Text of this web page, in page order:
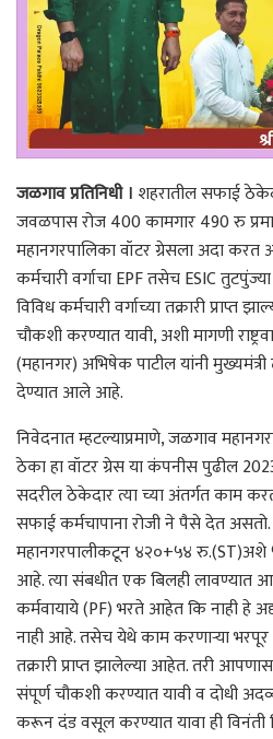
जळगाव प्रतिनिधी । शहरातील सफाई
जवळपास रोज 400 कामगार 490 रु
महानगरपालिका वॉटर ग्रेसला अदा करत
कर्मचारी वर्गाचा EPF तसेच ESIC
विविध कर्मचारी वर्गाच्या तक्रारी प्राप्त
चौकशी करण्यात यावी, अशी मागणी
(महानगर) अभिषेक पाटील यांनी
देण्यात आले आहे.
निवेदनात म्हटल्याप्रमाणे, जळगाव
ठेका हा वॉटर ग्रेस या कंपनीस पुढील
सदरील ठेकेदार त्या च्या अंतर्गत काम
सफाई कर्मचापाना रोजी ने पैसे देत
महानगरपालीकटून ४२०+५४
आहे. त्या संबधीत एक बिलही लावण्यात
कर्मवायाये (PF) भरते आहेत कि नाही हे
नाही आहे. तसेच येथे काम करणाऱ्‍या भरपूर
तक्रारी प्राप्त झालेल्या आहेत. तरी
संपूर्ण चौकशी करण्यात यावी व दोधी
करून दंड वसूल करण्यात यावा ही